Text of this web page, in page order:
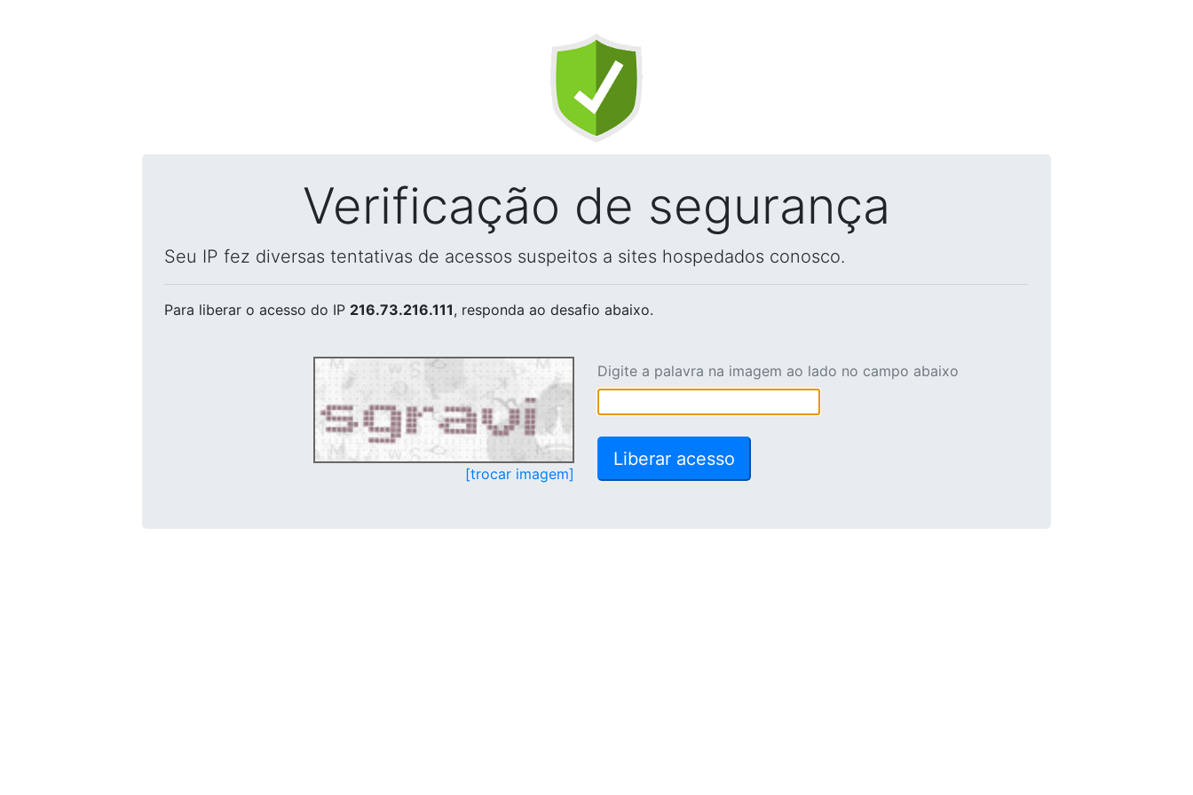
Verificação de segurança
Seu IP fez diversas tentativas de acessos suspeitos a sites hospedados conosco.
Para liberar o acesso do IP 216.73.216.111, responda ao desafio abaixo.
[trocar imagem]
Digite a palavra na imagem ao lado no campo abaixo